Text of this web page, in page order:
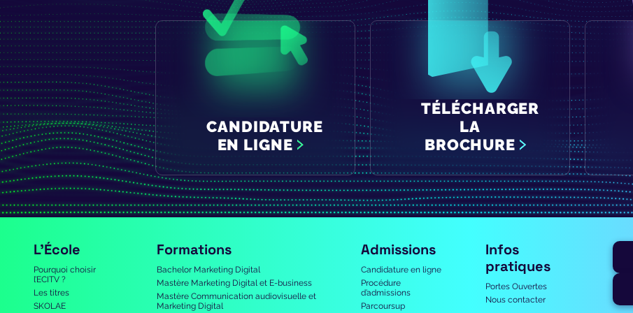
CANDIDATURE
EN LIGNE
TÉLÉCHARGER
LA
BROCHURE
L’École
Pourquoi choisir
l’ECITV ?
Les titres
SKOLAE
Formations
Bachelor Marketing Digital
Mastère Marketing Digital et E-business
Mastère Communication audiovisuelle et
Marketing Digital
Admissions
Candidature en ligne
Procédure
d’admissions
Parcoursup
Infos
pratiques
Portes Ouvertes
Nous contacter